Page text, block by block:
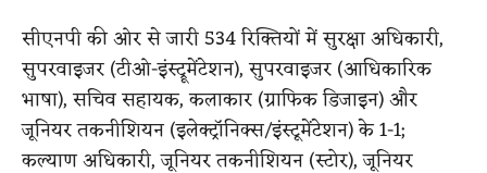
सीएनपी की ओर से जारी 534 रिक्तियों में सुरक्षा अधिकारी,
सुपरवाइजर (टीओ-इंस्ट्रूमेंटेशन), सुपरवाइजर (आधिकारिक
भाषा), सचिव सहायक, कलाकार (ग्राफिक डिजाइन) और
जूनियर तकनीशियन (इलेक्ट्रॉनिक्स/इंस्टूमेंटेशन) के 1-1;
कल्याण अधिकारी, जूनियर तकनीशियन (स्टोर), जूनियर